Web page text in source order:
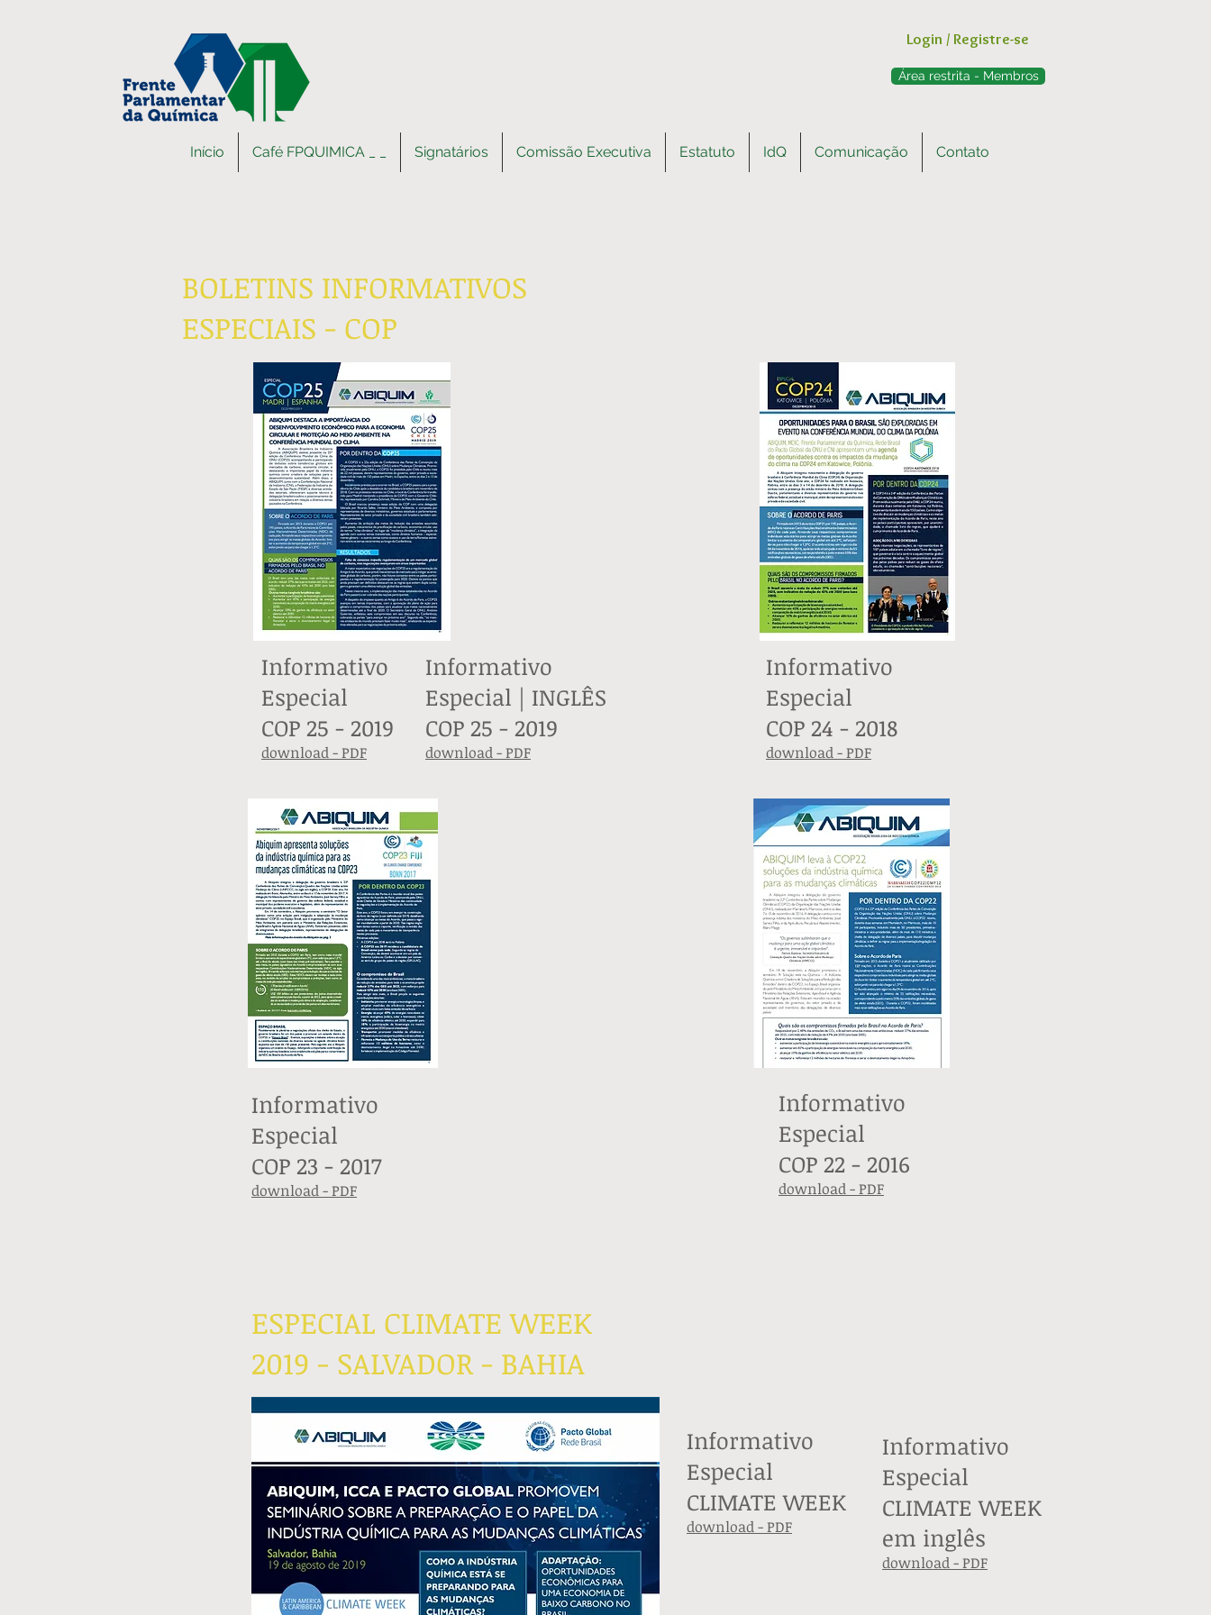
Login / Registre-se
Área restrita - Membros
Início Café FPQUIMICA _ _ Signatários Comissão Executiva Estatuto IdQ Comunicação Contato
BOLETINS INFORMATIVOS
ESPECIAIS - COP
Informativo
Especial
COP 25 - 2019
download - PDF
Informativo
Especial | INGLÊS
COP 25 - 2019
download - PDF
Informativo
Especial
COP 24 - 2018
download - PDF
Informativo
Especial
COP 23 - 2017
download - PDF
Informativo
Especial
COP 22 - 2016
download - PDF
ESPECIAL CLIMATE WEEK
2019 - SALVADOR - BAHIA
Informativo
Especial
CLIMATE WEEK
download - PDF
Informativo
Especial
CLIMATE WEEK
em inglês
download - PDF